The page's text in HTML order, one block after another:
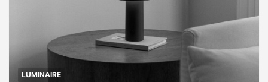
LUMINAIRE